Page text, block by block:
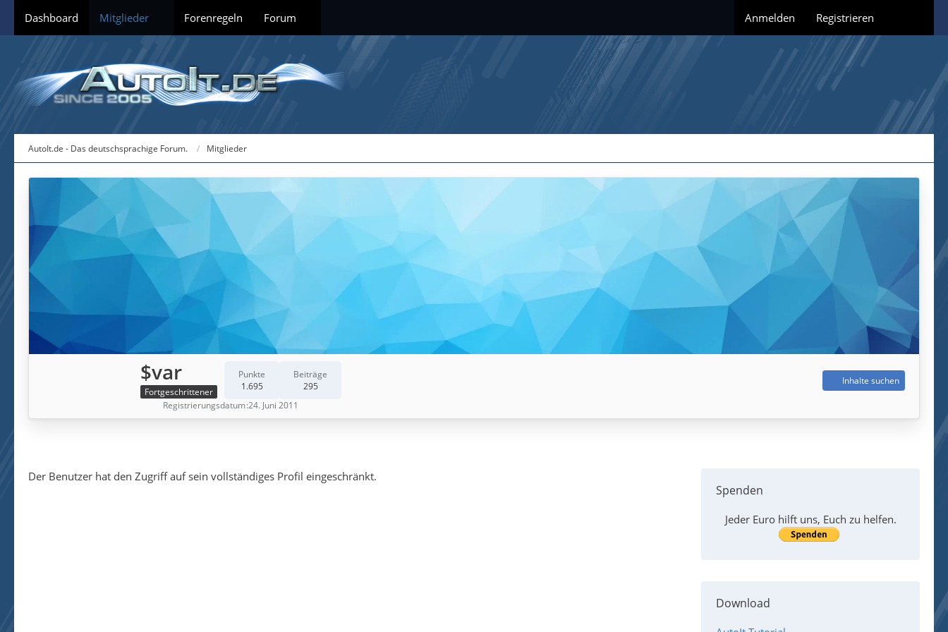
Dashboard Mitglieder Forenregeln Forum Anmelden Registrieren
AutoIt.de - Das deutschsprachige Forum. Mitglieder
$var
Fortgeschrittener
Punkte
1.695
Beiträge
295
Inhalte suchen
Registrierungsdatum 24. Juni 2011
Der Benutzer hat den Zugriff auf sein vollständiges Profil eingeschränkt.
Spenden
Jeder Euro hilft uns, Euch zu helfen.
Download